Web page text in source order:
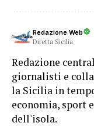
Redazione Web
Diretta Sicilia
Redazione
giornalisti e
la Sicilia in
economia, sport
dell'isola.